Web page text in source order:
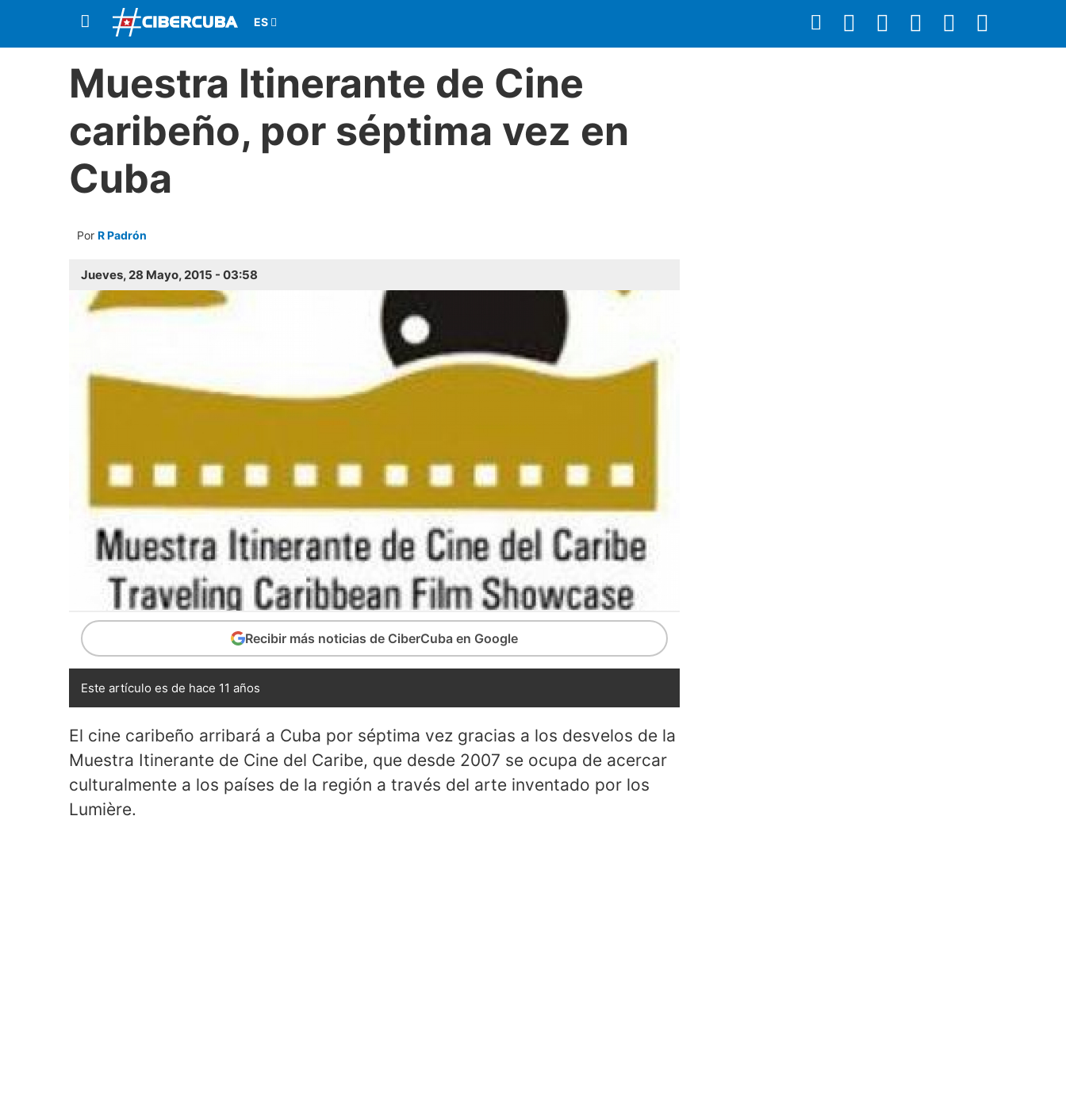
Muestra Itinerante de Cine
caribeño, por séptima vez en
Cuba
Por R Padrón
Jueves, 28 Mayo, 2015 - 03:58
Recibir más noticias de CiberCuba en Google
Este artículo es de hace 11 años
El cine caribeño arribará a Cuba por séptima vez gracias a los desvelos de la
Muestra Itinerante de Cine del Caribe, que desde 2007 se ocupa de acercar
culturalmente a los países de la región a través del arte inventado por los
Lumière.